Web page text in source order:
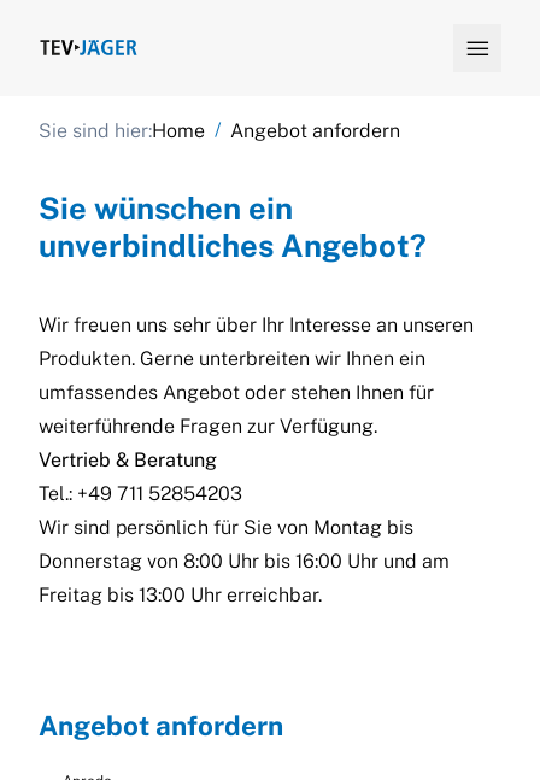

Sie sind hier:Home / Angebot anfordern
Sie wünschen ein
unverbindliches Angebot?
Wir freuen uns sehr über Ihr Interesse an unseren
Produkten. Gerne unterbreiten wir Ihnen ein
umfassendes Angebot oder stehen Ihnen für
weiterführende Fragen zur Verfügung.
Vertrieb & Beratung
Tel.: +49 711 52854203
Wir sind persönlich für Sie von Montag bis
Donnerstag von 8:00 Uhr bis 16:00 Uhr und am
Freitag bis 13:00 Uhr erreichbar.
Angebot anfordern